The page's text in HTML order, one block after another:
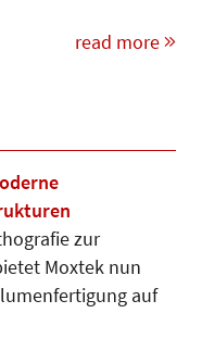
read more
zur
Moxtek nun
auf